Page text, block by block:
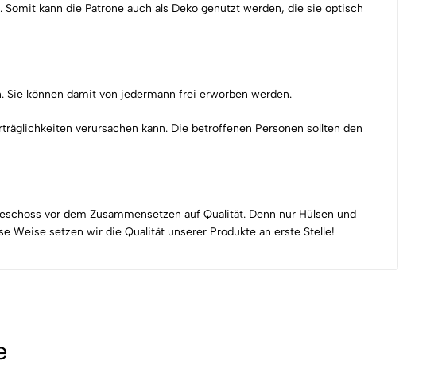
kann die Patrone auch als Deko genutzt werden, die sie optisch
können damit von jedermann frei erworben werden.
verursachen kann. Die betroffenen Personen sollten den
vor dem Zusammensetzen auf Qualität. Denn nur Hülsen und
Weise setzen wir die Qualität unserer Produkte an erste Stelle!